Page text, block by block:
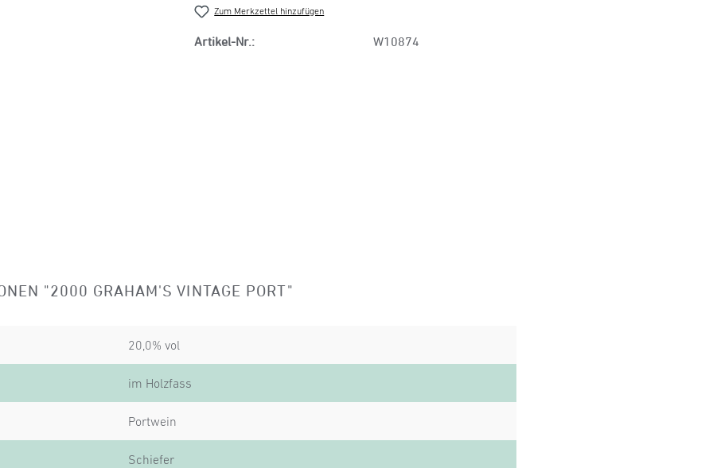
Zum Merkzettel hinzufügen
Artikel-Nr.: W10874
"2000 GRAHAM'S VINTAGE PORT"
20,0% vol
im Holzfass
Portwein
Schiefer